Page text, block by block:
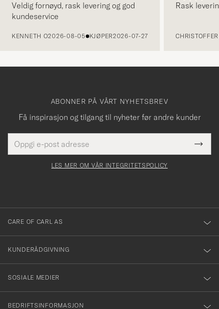
Veldig fornøyd, rask levering og god
kundeservice
KENNETH O2026-08-05 KJØPER2026-07-27
Rask
ABONNER PÅ VÅRT NYHETSBREV
Få inspirasjon og tilgang til nyheter før andre kunder
postadresse
felt
Tack
för
dig
till
vårt
nyhetsbrev!
LES MER OM VÅR INTEGRITETSPOLICY
CARE OF CARL AS
KUNDERÅDGIVNING
SOSIALE MEDIER
BEDRIFTSINFORMASJON